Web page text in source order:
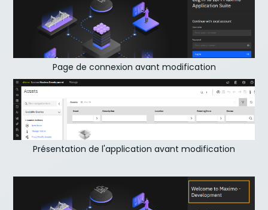
Page de connexion avant modification
Présentation de l'application avant modification